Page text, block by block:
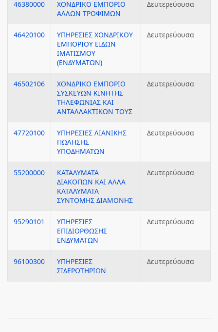
46380000
ΧΟΝΔΡΙΚΟ ΕΜΠΟΡΙΟ
ΑΛΛΩΝ ΤΡΟΦΙΜΩΝ
Δευτερεύουσα
46420100
ΥΠΗΡΕΣΙΕΣ ΧΟΝΔΡΙΚΟΥ
ΕΜΠΟΡΙΟΥ ΕΙΔΩΝ
ΙΜΑΤΙΣΜΟΥ
(ΕΝΔΥΜΑΤΩΝ)
Δευτερεύουσα
46502106
ΧΟΝΔΡΙΚΟ ΕΜΠΟΡΙΟ
ΣΥΣΚΕΥΩΝ ΚΙΝΗΤΗΣ
ΤΗΛΕΦΩΝΙΑΣ ΚΑΙ
ΑΝΤΑΛΛΑΚΤΙΚΩΝ ΤΟΥΣ
Δευτερεύουσα
47720100
ΥΠΗΡΕΣΙΕΣ ΛΙΑΝΙΚΗΣ
ΠΩΛΗΣΗΣ
ΥΠΟΔΗΜΑΤΩΝ
Δευτερεύουσα
55200000
ΚΑΤΑΛΥΜΑΤΑ
ΔΙΑΚΟΠΩΝ ΚΑΙ ΑΛΛΑ
ΚΑΤΑΛΥΜΑΤΑ
ΣΥΝΤΟΜΗΣ ΔΙΑΜΟΝΗΣ
Δευτερεύουσα
95290101
ΥΠΗΡΕΣΙΕΣ
ΕΠΙΔΙΟΡΘΩΣΗΣ
ΕΝΔΥΜΑΤΩΝ
Δευτερεύουσα
96100300
ΥΠΗΡΕΣΙΕΣ
ΣΙΔΕΡΩΤΗΡΙΩΝ
Δευτερεύουσα